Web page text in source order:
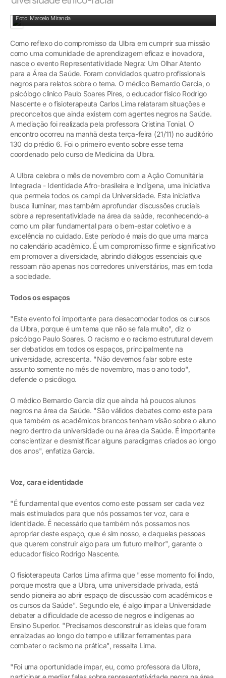
Foto: Marcelo Miranda
Como reflexo do compromisso da Ulbra em cumprir sua missão
como uma comunidade de aprendizagem eficaz e inovadora,
nasce o evento Representatividade Negra: Um Olhar Atento
para a Área da Saúde. Foram convidados quatro profissionais
negros para relatos sobre o tema. O médico Bernardo Garcia, o
psicólogo clínico Paulo Soares Pires, o educador físico Rodrigo
Nascente e o fisioterapeuta Carlos Lima relataram situações e
preconceitos que ainda existem com agentes negros na Saúde.
A mediação foi realizada pela professora Cristina Tonial. O
encontro ocorreu na manhã desta terça-feira (21/11) no auditório
130 do prédio 6. Foi o primeiro evento sobre esse tema
coordenado pelo curso de Medicina da Ulbra.
A Ulbra celebra o mês de novembro com a Ação Comunitária
Integrada - Identidade Afro-brasileira e Indígena, uma iniciativa
que permeia todos os campi da Universidade. Esta iniciativa
busca iluminar, mas também aprofundar discussões cruciais
sobre a representatividade na área da saúde, reconhecendo-a
como um pilar fundamental para o bem-estar coletivo e a
excelência no cuidado. Este período é mais do que uma marca
no calendário acadêmico. É um compromisso firme e significativo
em promover a diversidade, abrindo diálogos essenciais que
ressoam não apenas nos corredores universitários, mas em toda
a sociedade.
Todos os espaços
"Este evento foi importante para desacomodar todos os cursos
da Ulbra, porque é um tema que não se fala muito", diz o
psicólogo Paulo Soares. O racismo e o racismo estrutural devem
ser debatidos em todos os espaços, principalmente na
universidade, acrescenta. "Não devemos falar sobre este
assunto somente no mês de novembro, mas o ano todo",
defende o psicólogo.
O médico Bernardo Garcia diz que ainda há poucos alunos
negros na área da Saúde. "São válidos debates como este para
que também os acadêmicos brancos tenham visão sobre o aluno
negro dentro da universidade ou na área da Saúde. É importante
conscientizar e desmistificar alguns paradigmas criados ao longo
dos anos", enfatiza Garcia.
Voz, cara e identidade
"É fundamental que eventos como este possam ser cada vez
mais estimulados para que nós possamos ter voz, cara e
identidade. É necessário que também nós possamos nos
apropriar deste espaço, que é sim nosso, e daquelas pessoas
que querem construir algo para um futuro melhor", garante o
educador físico Rodrigo Nascente.
O fisioterapeuta Carlos Lima afirma que "esse momento foi lindo,
porque mostra que a Ulbra, uma universidade privada, está
sendo pioneira ao abrir espaço de discussão com acadêmicos e
os cursos da Saúde". Segundo ele, é algo ímpar a Universidade
debater a dificuldade de acesso de negros e indígenas ao
Ensino Superior. "Precisamos desconstruir as ideias que foram
enraizadas ao longo do tempo e utilizar ferramentas para
combater o racismo na prática", ressalta Lima.
"Foi uma oportunidade ímpar, eu, como professora da Ulbra,